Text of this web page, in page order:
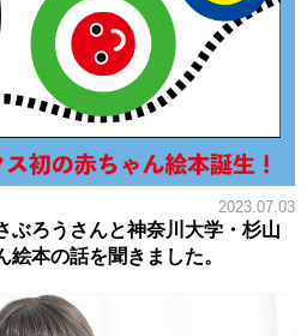
2023.07.03
ぶろうさんと神奈川大学・杉山
本の話を聞きました。